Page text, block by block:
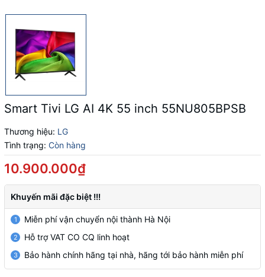
Smart Tivi LG AI 4K 55 inch 55NU805BPSB
Thương hiệu: LG
Tình trạng: Còn hàng
10.900.000₫
Khuyến mãi đặc biệt !!!
1 Miễn phí vận chuyển nội thành Hà Nội
2 Hỗ trợ VAT CO CQ linh hoạt
3 Bảo hành chính hãng tại nhà, hãng tới bảo hành miễn phí